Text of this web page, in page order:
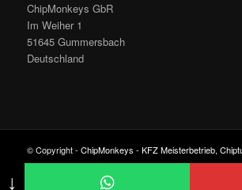
ChipMonkeys GbR
Im Weiher 1
51645 Gummersbach
Deutschland
© Copyright - ChipMonkeys - KFZ Meisterbetrieb,
Cleaning-Enfold Theme by Kriesi
↓